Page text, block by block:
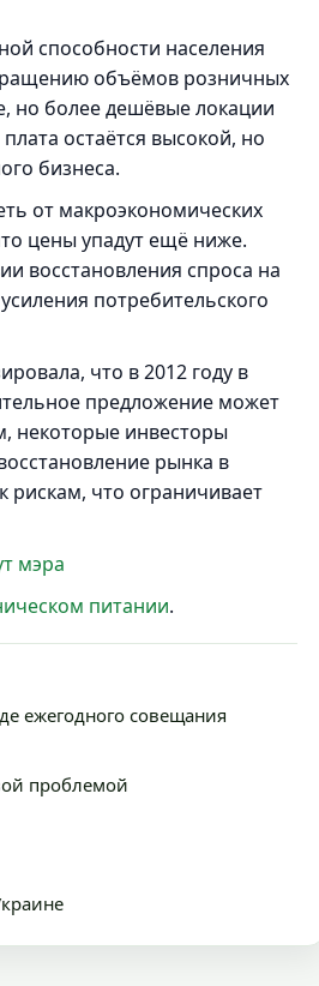
способности населения
объёмов розничных
но более дешёвые локации
остаётся высокой, но
бизнеса.
от макроэкономических
цены упадут ещё ниже.
восстановления спроса на
потребительского
что в 2012 году в
предложение может
некоторые инвесторы
рынка в
рискам, что ограничивает
мэра
питании.
ежегодного совещания
проблемой